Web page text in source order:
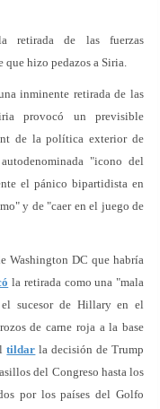
retirada de las fuerzas
que hizo pedazos a Siria.
inminente retirada de las
provocó un previsible
de la política exterior de
"icono del
el pánico bipartidista en
y de "caer en el juego de
Washington DC que habría
la retirada como una "mala
sucesor de Hillary en el
de carne roja a la base
tildar la decisión de Trump
del Congreso hasta los
por los países del Golfo